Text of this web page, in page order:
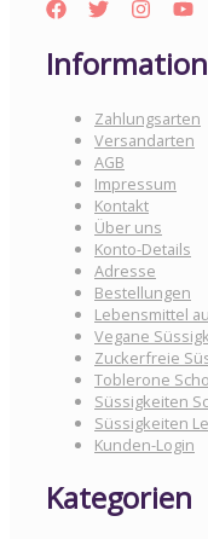
Zahlungsarten
Versandarten
AGB
Impressum
Kontakt
Über uns
Konto-Details
Adresse
Bestellungen
Lebensmittel
Vegane
Zuckerfreie
Toblerone
Süssigkeiten
Süssigkeiten
Kunden-Login
Kategorien